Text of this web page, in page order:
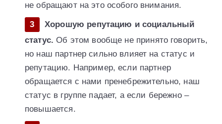
не обращают на это особого внимания.
Хорошую репутацию и социальный
статус. Об этом вообще не принято говорить,
но наш партнер сильно влияет на статус и
репутацию. Например, если партнер
обращается с нами пренебрежительно, наш
статус в группе падает, а если бережно –
повышается.